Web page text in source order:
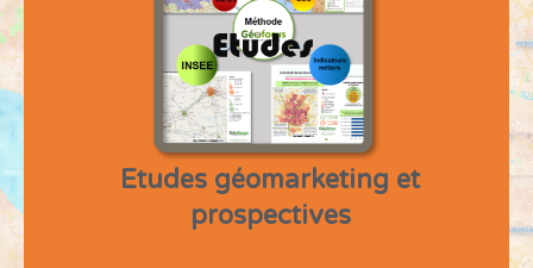
Etudes géomarketing et
prospectives